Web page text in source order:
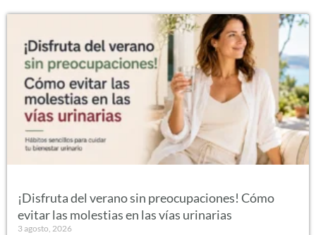
¡Disfruta del verano sin preocupaciones! Cómo
evitar las molestias en las vías urinarias
3 agosto, 2026